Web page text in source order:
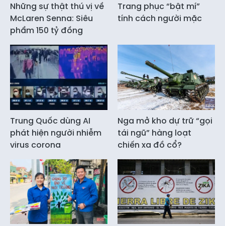
Những sự thật thú vị về
McLaren Senna: Siêu
phẩm 150 tỷ đồng
Trang phục “bật mí”
tính cách người mặc
Trung Quốc dùng AI
phát hiện người nhiễm
virus corona
Nga mở kho dự trữ “gọi
tái ngũ” hàng loạt
chiến xa đồ cổ?